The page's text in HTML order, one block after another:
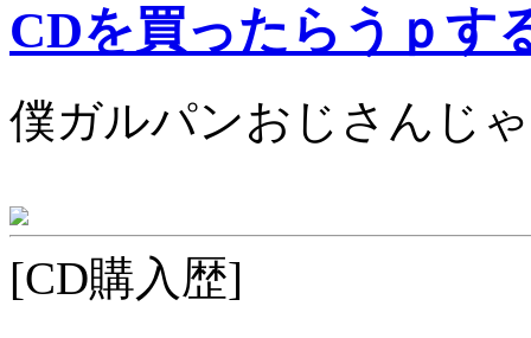
CDを買ったらうｐす
僕ガルパンおじさんじ
[CD購入歴]